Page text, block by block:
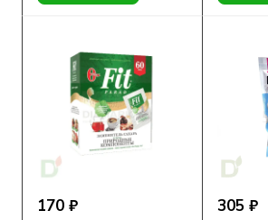
170 ₽ 305 ₽